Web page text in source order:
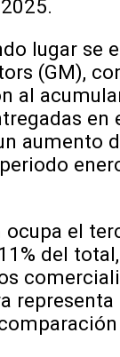
lugar se
(GM),
al
en
aumento
ocupa el
del